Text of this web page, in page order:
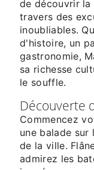
de découvrir la
travers des
inoubliables.
d'histoire, un
gastronomie,
sa richesse
le souffle.
Découverte
Commencez
une balade
de la ville.
admirez les